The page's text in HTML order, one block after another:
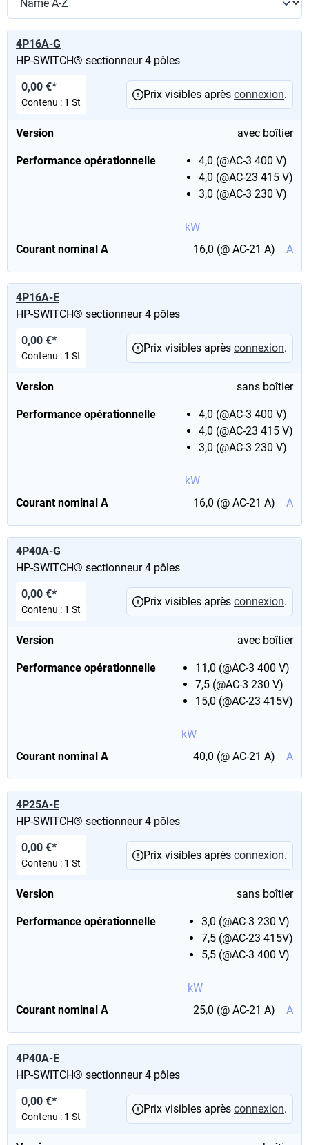
4P16A-G
HP-SWITCH® sectionneur 4 pôles
Version avec boîtier
Performance opérationnelle
4,0 (@AC-3 400 V)
4,0 (@AC-23 415 V)
3,0 (@AC-3 230 V)
kW
Courant nominal A
16,0 (@ AC-21 A) A
0,00 €*
Contenu : 1 St
Prix visibles après connexion.
4P16A-E
HP-SWITCH® sectionneur 4 pôles
Version sans boîtier
Performance opérationnelle
4,0 (@AC-3 400 V)
4,0 (@AC-23 415 V)
3,0 (@AC-3 230 V)
kW
Courant nominal A
16,0 (@ AC-21 A) A
0,00 €*
Contenu : 1 St
Prix visibles après connexion.
4P40A-G
HP-SWITCH® sectionneur 4 pôles
Version avec boîtier
Performance opérationnelle
11,0 (@AC-3 400 V)
7,5 (@AC-3 230 V)
15,0 (@AC-23 415V)
kW
Courant nominal A
40,0 (@ AC-21 A) A
0,00 €*
Contenu : 1 St
Prix visibles après connexion.
4P25A-E
HP-SWITCH® sectionneur 4 pôles
Version sans boîtier
Performance opérationnelle
3,0 (@AC-3 230 V)
7,5 (@AC-23 415V)
5,5 (@AC-3 400 V)
kW
Courant nominal A
25,0 (@ AC-21 A) A
0,00 €*
Contenu : 1 St
Prix visibles après connexion.
4P40A-E
HP-SWITCH® sectionneur 4 pôles
0,00 €*
Contenu : 1 St
Prix visibles après connexion.